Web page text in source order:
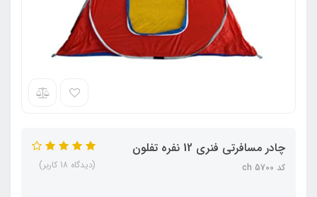
چادر مسافرتی فنری 12 نفره تفلون
کد ch 5700 (دیدگاه 18 کاربر)